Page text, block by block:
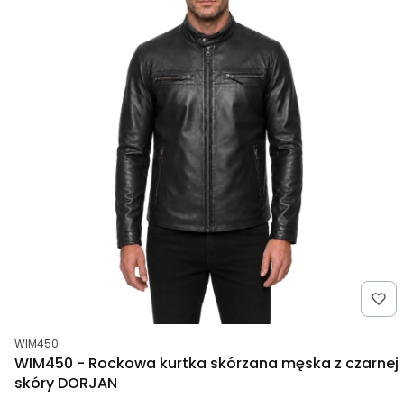
Kod produktu
WIM450
WIM450 - Rockowa kurtka skórzana męska z czarnej
skóry DORJAN